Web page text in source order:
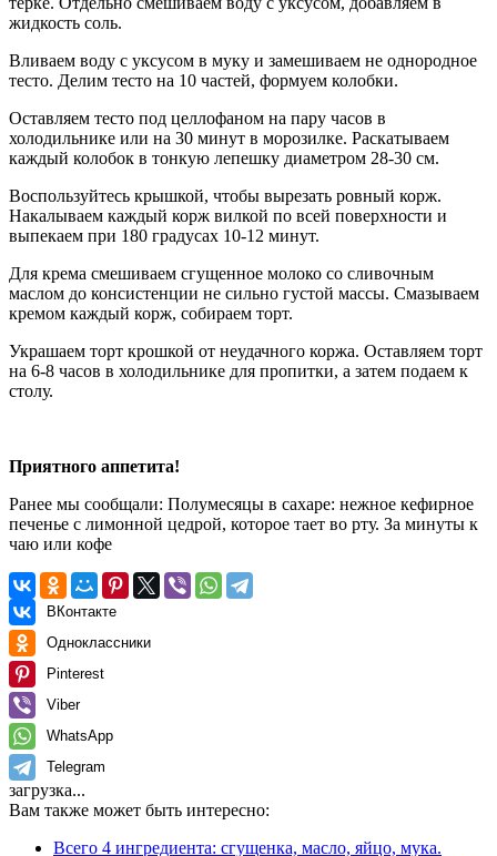
жидкость соль.
Вливаем воду с уксусом в муку и замешиваем не однородное
тесто. Делим тесто на 10 частей, формуем колобки.
Оставляем тесто под целлофаном на пару часов в
холодильнике или на 30 минут в морозилке. Раскатываем
каждый колобок в тонкую лепешку диаметром 28-30 см.
Воспользуйтесь крышкой, чтобы вырезать ровный корж.
Накалываем каждый корж вилкой по всей поверхности и
выпекаем при 180 градусах 10-12 минут.
Для крема смешиваем сгущенное молоко со сливочным
маслом до консистенции не сильно густой массы. Смазываем
кремом каждый корж, собираем торт.
Украшаем торт крошкой от неудачного коржа. Оставляем торт
на 6-8 часов в холодильнике для пропитки, а затем подаем к
столу.
Приятного аппетита!
Ранее мы сообщали: Полумесяцы в сахаре: нежное кефирное
печенье с лимонной цедрой, которое тает во рту. За минуты к
чаю или кофе
ВКонтакте
Одноклассники
Pinterest
Viber
WhatsApp
Telegram
загрузка...
Вам также может быть интересно:
Всего 4 ингредиента: сгущенка, масло, яйцо, мука.